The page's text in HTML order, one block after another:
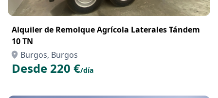
Alquiler de Remolque Agrícola Laterales Tándem
10 TN
Burgos, Burgos
Desde 220 €/día